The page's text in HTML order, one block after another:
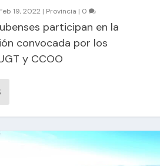
Feb 19, 2022 | Provincia | 0
participan en la
convocada por los
y CCOO